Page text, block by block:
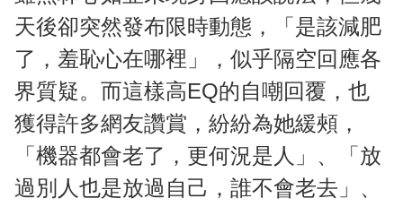
天後卻突然發布限時動態，「是該減肥
了，羞恥心在哪裡」，似乎隔空回應各
界質疑。而這樣高EQ的自嘲回覆，也
獲得許多網友讚賞，紛紛為她緩頰，
「機器都會老了，更何況是人」、「放
過別人也是放過自己，誰不會老去」、